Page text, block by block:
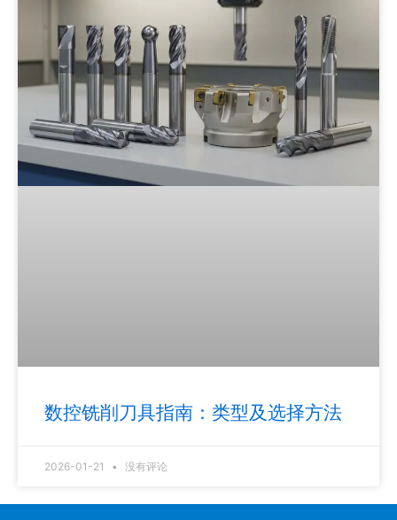
数控铣削刀具指南：类型及选择方法
2026-01-21 没有评论